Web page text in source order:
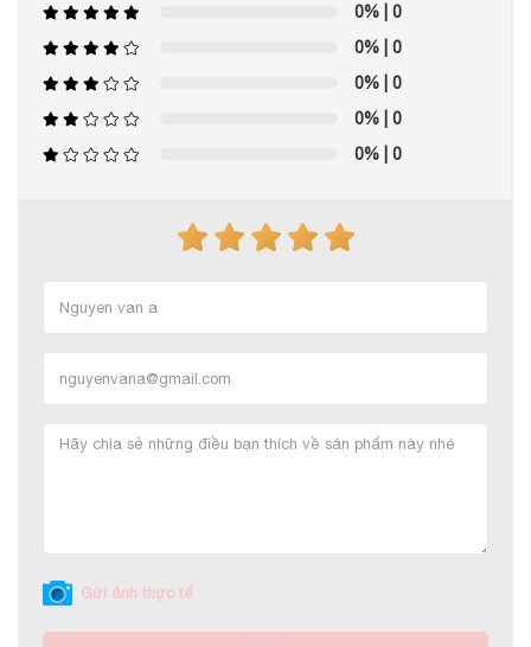
0% | 0
0% | 0
0% | 0
0% | 0
0% | 0
Gửi ảnh thực tế